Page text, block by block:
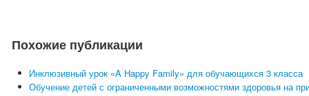
Похожие публикации
Инклюзивный урок «A Happy Family» для обучающихся 3 класса
Обучение детей с ограниченными возможностями здоровья на